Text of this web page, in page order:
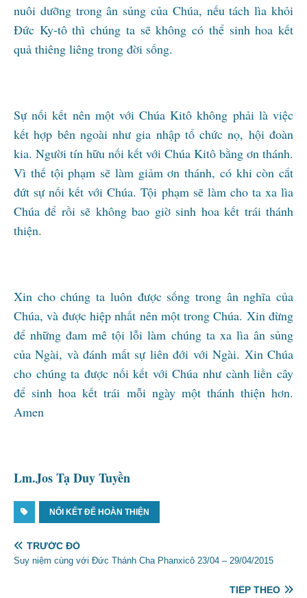
nuôi dưỡng trong ân sủng của Chúa, nếu tách lìa khỏi
Đức Ky-tô thì chúng ta sẽ không có thể sinh hoa kết
quả thiêng liêng trong đời sống.
Sự nối kết nên một với Chúa Kitô không phải là việc
kết hợp bên ngoài như gia nhập tổ chức nọ, hội đoàn
kia. Người tín hữu nối kết với Chúa Kitô bằng ơn thánh.
Vì thế tội phạm sẽ làm giảm ơn thánh, có khi còn cắt
đứt sự nối kết với Chúa. Tội phạm sẽ làm cho ta xa lìa
Chúa để rồi sẽ không bao giờ sinh hoa kết trái thánh
thiện.
Xin cho chúng ta luôn được sống trong ân nghĩa của
Chúa, và được hiệp nhất nên một trong Chúa. Xin đừng
để những đam mê tội lỗi làm chúng ta xa lìa ân sủng
của Ngài, và đánh mất sự liên đới với Ngài. Xin Chúa
cho chúng ta được nối kết với Chúa như cành liền cây
để sinh hoa kết trái mỗi ngày một thánh thiện hơn.
Amen
Lm.Jos Tạ Duy Tuyền
NỐI KẾT ĐỂ HOÀN THIỆN
TRƯỚC ĐÓ
Suy niệm cùng với Đức Thánh Cha Phanxicô 23/04 – 29/04/2015
TIẾP THEO